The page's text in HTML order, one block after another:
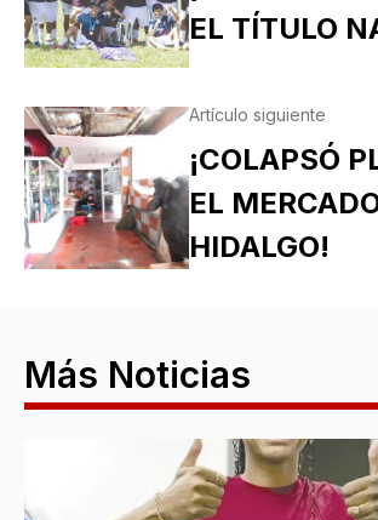
EL TÍTULO
Artículo siguiente
¡COLAPSÓ
EL
HIDALGO!
Más Noticias